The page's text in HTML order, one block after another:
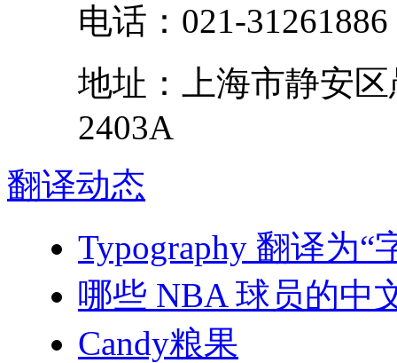
电话： 021-31261886
地址：
上海市静安区
2403A
翻译动态
Typography 翻译为“
哪些 NBA 球员的中
Candy粮果